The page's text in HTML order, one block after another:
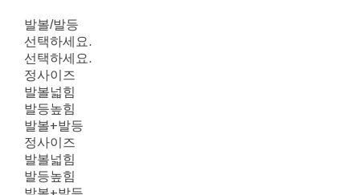
발볼/발등
선택하세요.
선택하세요.
정사이즈
발볼넓힘
발등높힘
발볼+발등
정사이즈
발볼넓힘
발등높힘